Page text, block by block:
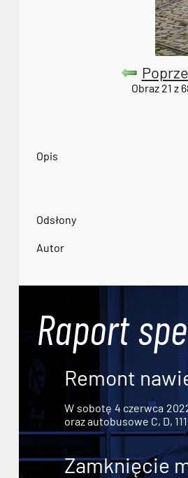
Obraz 21 z
Opis
Odsłony
Autor
Raport
Remont
W sobotę 4 czerwca
oraz autobusowe C, D,
Zamknięcie